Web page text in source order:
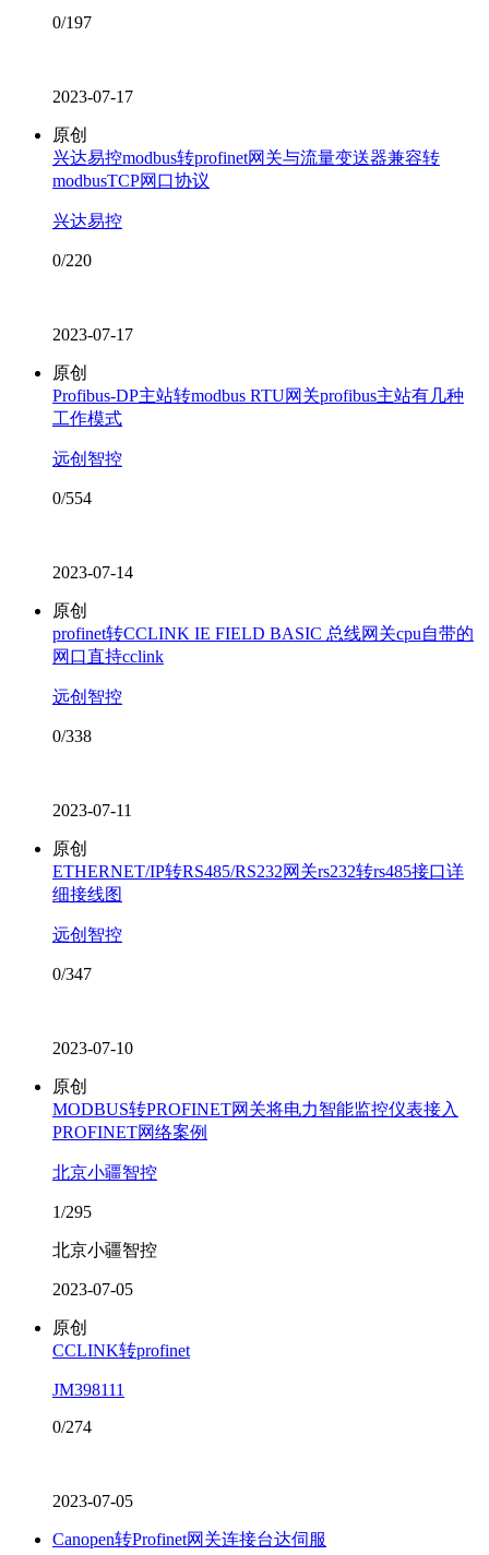
0/197
2023-07-17
原创
兴达易控modbus转profinet网关与流量变送器兼容转
modbusTCP网口协议
兴达易控
0/220
2023-07-17
原创
Profibus-DP主站转modbus RTU网关profibus主站有几种
工作模式
远创智控
0/554
2023-07-14
原创
profinet转CCLINK IE FIELD BASIC 总线网关cpu自带的
网口直持cclink
远创智控
0/338
2023-07-11
原创
ETHERNET/IP转RS485/RS232网关rs232转rs485接口详
细接线图
远创智控
0/347
2023-07-10
原创
MODBUS转PROFINET网关将电力智能监控仪表接入
PROFINET网络案例
北京小疆智控
1/295
北京小疆智控
2023-07-05
原创
CCLINK转profinet
JM398111
0/274
2023-07-05
Canopen转Profinet网关连接台达伺服